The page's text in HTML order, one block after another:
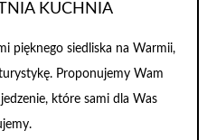
KUCHNIA
pięknego siedliska na Warmii,
Proponujemy Wam
które sami dla Was